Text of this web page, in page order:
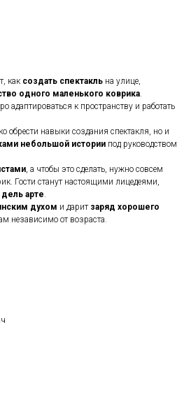
как создать спектакль на улице,
одного маленького коврика
адаптироваться к пространству и работать
обрести навыки создания спектакля, но и
небольшой истории под руководством
, а чтобы это сделать, нужно совсем
Гости станут настоящими лицедеями,
арте
духом и дарит заряд хорошего
независимо от возраста.